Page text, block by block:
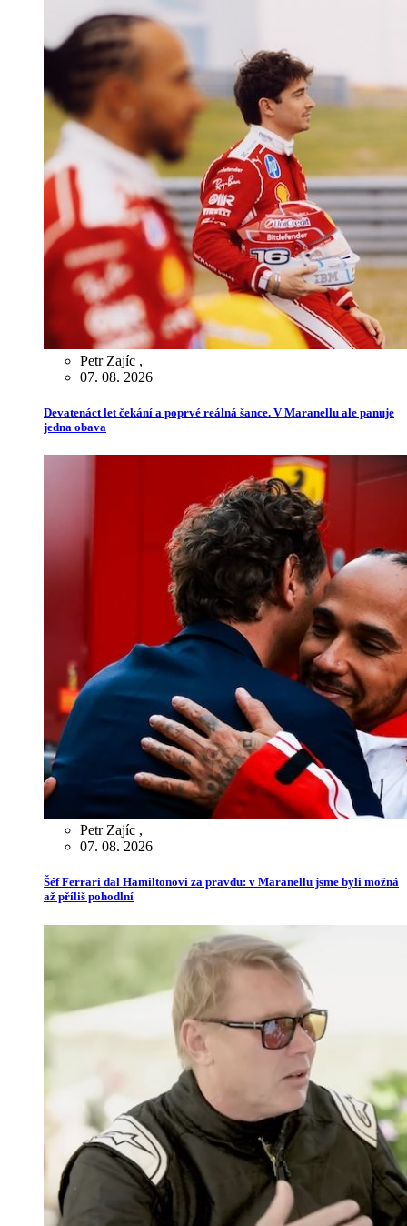
Petr Zajíc ,
07. 08. 2026
Devatenáct let čekání a poprvé reálná šance. V Maranellu ale panuje
jedna obava
Petr Zajíc ,
07. 08. 2026
Šéf Ferrari dal Hamiltonovi za pravdu: v Maranellu jsme byli možná
až příliš pohodlní